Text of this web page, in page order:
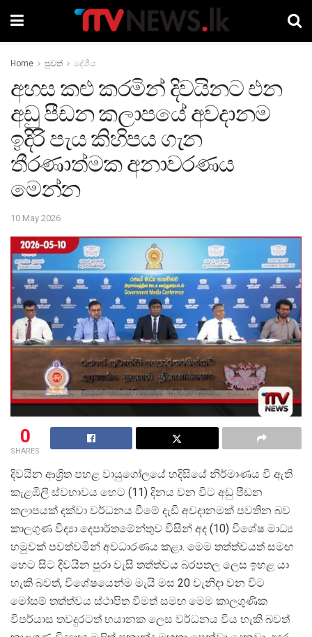
Home පුවත් දේශීය
අහස කළු කරමින් දිවයිනට එන
අඩු පීඩන කලාපයේ අවදානම
ඉදිරි පැය කිහිපය ගැන
තීරණාත්මක අනාවරණය
මෙන්න
10 May 2026
0
SHARES
දිවයින ආශ්රිත පහළ වායුගෝලයේ හදිසියේ නිර්මාණය වී ඇති
කැළඹිලි ස්වභාවය හෙට (11) දිනය වන විට අඩු පීඩන
කලාපයක් දක්වා වර්ධනය වීමේ දැඩි අවදානමක් පවතින බව
කාලගුණ විද් යා දෙපාර්තමේන්තුව විසින් අද (10) විශේෂ මාධ්
හමුවක් පවත්වමින් අවධාරණය කළා. මෙම තත්ත්වයත් සමඟ
හෙට සිට දිවයින පුරා වැසි තත්ත්වය බරපතල ලෙස ඉහළ යා
හැකි බවත්, විශේෂයෙන්ම මැයි මස 20 වැනිදා වන විට
මෝසම් තත්ත්වය ස්ථාපිත වීමත් සමඟ මෙම කාලගුණික
විපර්යාස තවදුරටත් භයානක ලෙස වර්ධනය විය හැකි බවත්